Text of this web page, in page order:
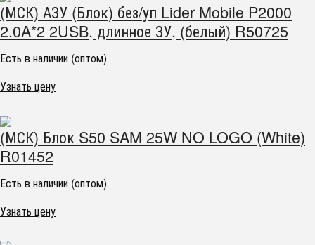
(МСК) АЗУ (Блок) без/уп Lider Mobile P2000
2.0A*2 2USB, длинное ЗУ, (белый) R50725
Есть в наличии (оптом)
Узнать цену
(МСК) Блок S50 SAM 25W NO LOGO (White)
R01452
Есть в наличии (оптом)
Узнать цену